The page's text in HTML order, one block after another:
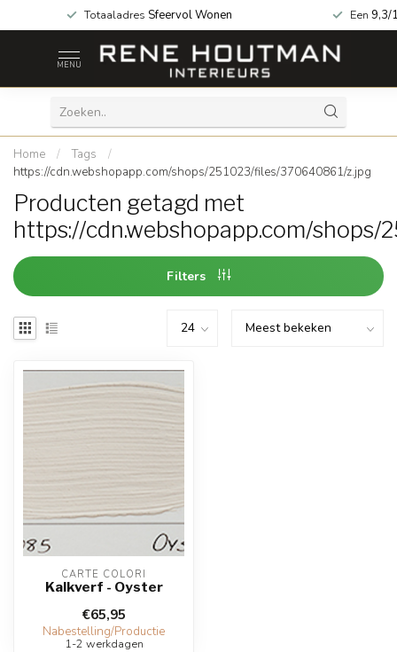
Totaaladres Sfeervol Wonen Een 9,3/
MENU
Home / Tags
/
https://cdn.webshopapp.com/shops/251023/files/370640861/z.jpg
Producten getagd met
https://cdn.webshopapp.com/
Filters
CARTE COLORI
Kalkverf - Oyster
€65,95
Nabestelling/Productie
1-2 werkdagen